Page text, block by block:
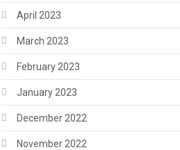
April 2023
March 2023
February 2023
January 2023
December 2022
November 2022